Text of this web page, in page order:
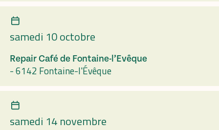
samedi 10 octobre
Repair Café de Fontaine-l’Evêque
-6142 Fontaine-l'Évêque
samedi 14 novembre